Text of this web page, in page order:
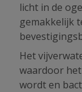
licht in de
gemakkelijk
Het
waardoor
wordt en